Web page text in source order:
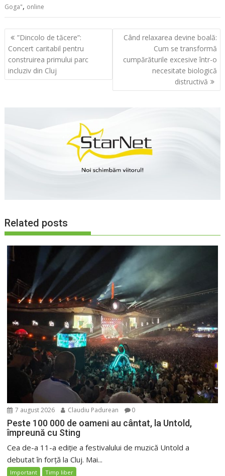
Goga", online
Navigare
în
articole
”Dincolo de tăcere”:
Concert caritabil pentru
construirea primului parc
incluziv din Cluj
Când relaxarea devine boală:
Cum se transformă
cumpărăturile excesive într-o
necesitate biologică
distructivă
Related posts
7 august 2026 Claudiu Padurean 0
Peste 100 000 de oameni au cântat, la Untold,
împreună cu Sting
Cea de-a 11-a ediție a festivalului de muzică Untold a
debutat în forță la Cluj. Mai...
Important Timp liber